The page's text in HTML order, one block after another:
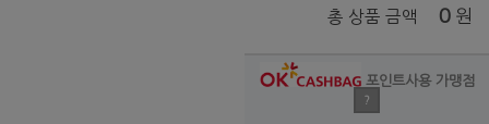
총 상품 금액 0 원
포인트사용 가맹점
?